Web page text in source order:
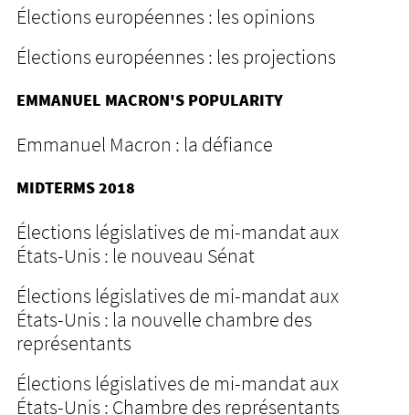
Élections européennes : les opinions
Élections européennes : les projections
EMMANUEL MACRON'S POPULARITY
Emmanuel Macron : la défiance
MIDTERMS 2018
Élections législatives de mi-mandat aux
États-Unis : le nouveau Sénat
Élections législatives de mi-mandat aux
États-Unis : la nouvelle chambre des
représentants
Élections législatives de mi-mandat aux
États-Unis : Chambre des représentants